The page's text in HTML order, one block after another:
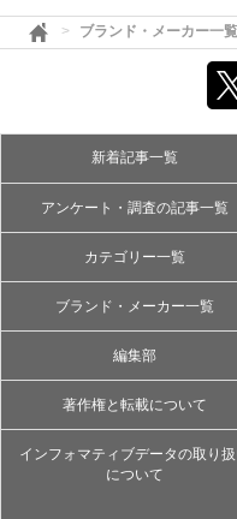
ブランド・メーカー一覧
新着記事一覧
アンケート・調査の記事一覧
カテゴリー一覧
ブランド・メーカー一覧
編集部
著作権と転載について
インフォマティブデータの取り
について